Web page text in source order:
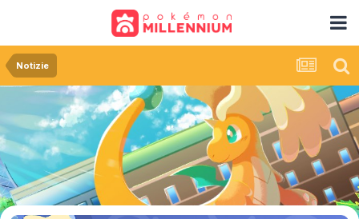
Notizie